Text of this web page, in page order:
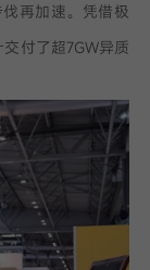
再加速。凭借极
付了超7GW异质